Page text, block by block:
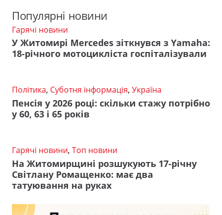
Популярні новини
Гарячі новини
У Житомирі Mercedes зіткнувся з Yamaha:
18-річного мотоцикліста госпіталізували
Політика, Суботня інформація, Україна
Пенсія у 2026 році: скільки стажу потрібно
у 60, 63 і 65 років
Гарячі новини, Топ новини
На Житомирщині розшукують 17-річну
Світлану Ромащенко: має два
татуювання на руках